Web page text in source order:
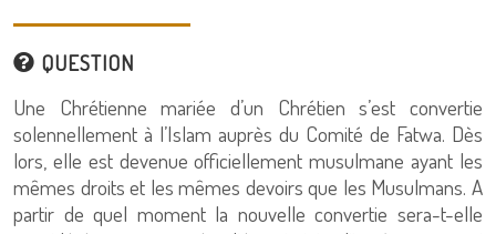
QUESTION
Une Chrétienne mariée d’un Chrétien s’est convertie
solennellement à l’Islam auprès du Comité de Fatwa. Dès
lors, elle est devenue officiellement musulmane ayant les
mêmes droits et les mêmes devoirs que les Musulmans. A
partir de quel moment la nouvelle convertie sera-t-elle